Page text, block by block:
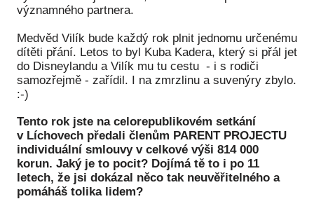
významného partnera.
Medvěd Vilík bude každý rok plnit jednomu určenému
dítěti přání. Letos to byl Kuba Kadera, který si přál jet
do Disneylandu a Vilík mu tu cestu - i s rodiči
samozřejmě - zařídil. I na zmrzlinu a suvenýry zbylo.
:-)
Tento rok jste na celorepublikovém setkání
v Líchovech předali členům PARENT PROJECTU
individuální smlouvy v celkové výši 814 000
korun. Jaký je to pocit? Dojímá tě to i po 11
letech, že jsi dokázal něco tak neuvěřitelného a
pomáháš tolika lidem?